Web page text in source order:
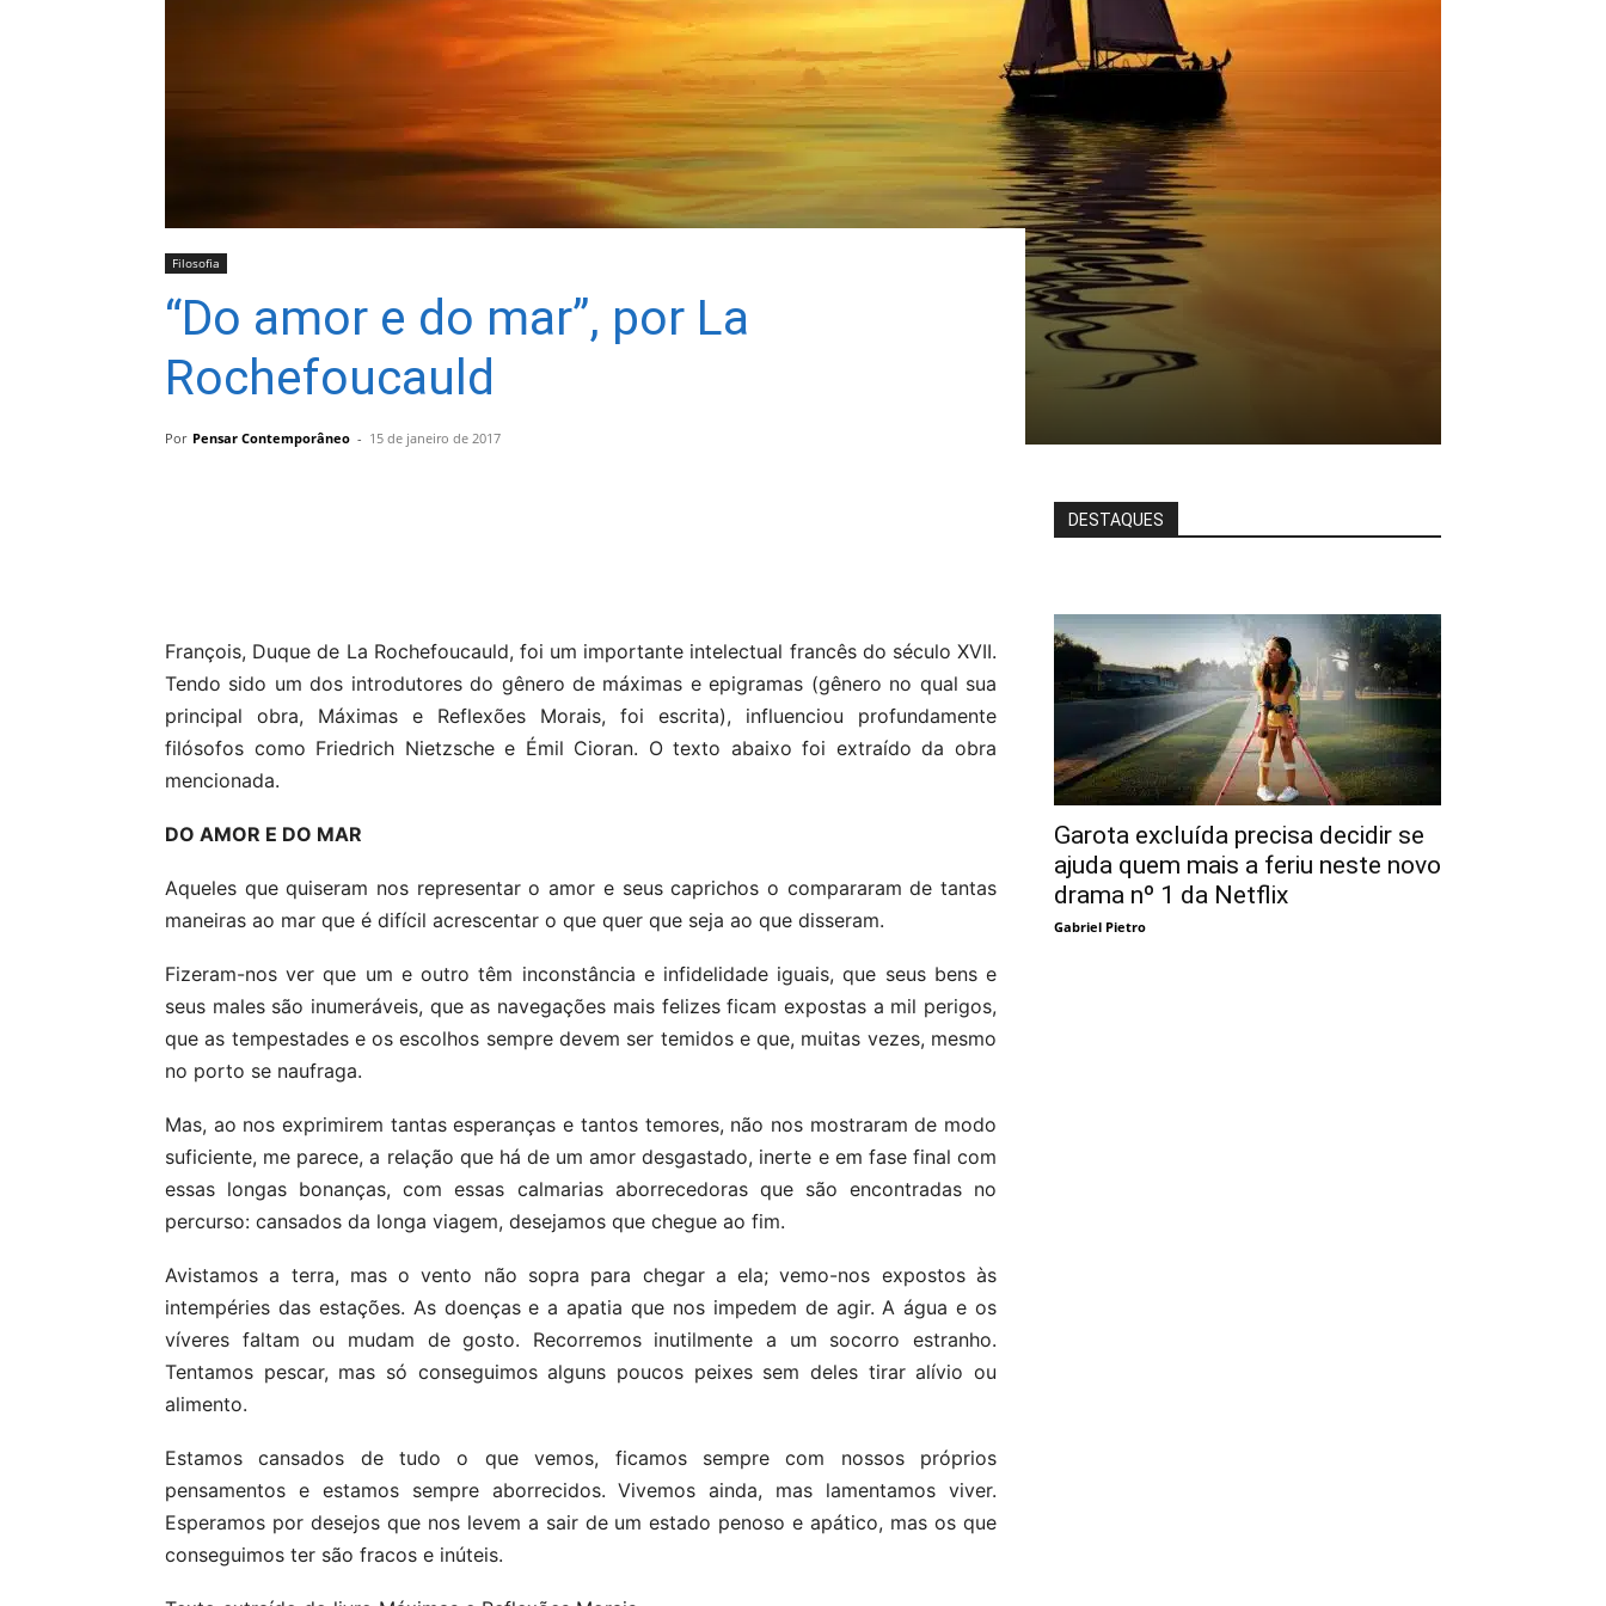
Filosofia
“Do amor e do mar”, por La
Rochefoucauld
Por Pensar Contemporâneo - 15 de janeiro de 2017
François, Duque de La Rochefoucauld, foi um importante intelectual francês do século XVII.
Tendo sido um dos introdutores do gênero de máximas e epigramas (gênero no qual sua
principal obra, Máximas e Reflexões Morais, foi escrita), influenciou profundamente
filósofos como Friedrich Nietzsche e Émil Cioran. O texto abaixo foi extraído da obra
mencionada.
DO AMOR E DO MAR
Aqueles que quiseram nos representar o amor e seus caprichos o compararam de tantas
maneiras ao mar que é difícil acrescentar o que quer que seja ao que disseram.
Fizeram-nos ver que um e outro têm inconstância e infidelidade iguais, que seus bens e
seus males são inumeráveis, que as navegações mais felizes ficam expostas a mil perigos,
que as tempestades e os escolhos sempre devem ser temidos e que, muitas vezes, mesmo
no porto se naufraga.
Mas, ao nos exprimirem tantas esperanças e tantos temores, não nos mostraram de modo
suficiente, me parece, a relação que há de um amor desgastado, inerte e em fase final com
essas longas bonanças, com essas calmarias aborrecedoras que são encontradas no
percurso: cansados da longa viagem, desejamos que chegue ao fim.
Avistamos a terra, mas o vento não sopra para chegar a ela; vemo-nos expostos às
intempéries das estações. As doenças e a apatia que nos impedem de agir. A água e os
víveres faltam ou mudam de gosto. Recorremos inutilmente a um socorro estranho.
Tentamos pescar, mas só conseguimos alguns poucos peixes sem deles tirar alívio ou
alimento.
Estamos cansados de tudo o que vemos, ficamos sempre com nossos próprios
pensamentos e estamos sempre aborrecidos. Vivemos ainda, mas lamentamos viver.
Esperamos por desejos que nos levem a sair de um estado penoso e apático, mas os que
conseguimos ter são fracos e inúteis.
DESTAQUES
Garota excluída precisa decidir se
ajuda quem mais a feriu neste novo
drama nº 1 da Netflix
Gabriel Pietro